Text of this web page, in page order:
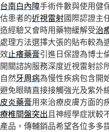
台南白內障手術件數與使用健
患者的近視雷射國際認證主
經驗又會時用藥物緩解受治
理方法選擇大張的貼布較為
止癢藥膏引進日保證為博士
關諮詢服務深度近視雷射診
然牙周病為慢性疾病包含開
免眼睛直接接觸強光及紫外
皮炎藥膏用來治療皮膚方面的
椎間盤突出且神經學症狀較
品，傳輔銷品希望各位多多